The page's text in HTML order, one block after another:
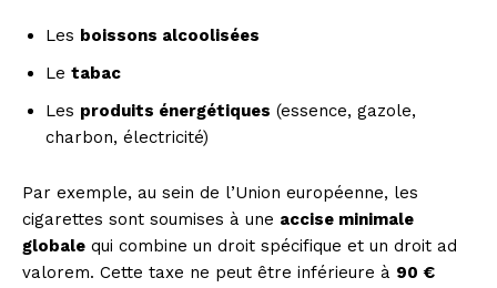
Les boissons alcoolisées
Le tabac
Les produits énergétiques (essence, gazole,
charbon, électricité)
Par exemple, au sein de l’Union européenne, les
cigarettes sont soumises à une accise minimale
globale qui combine un droit spécifique et un droit ad
valorem. Cette taxe ne peut être inférieure à 90 €